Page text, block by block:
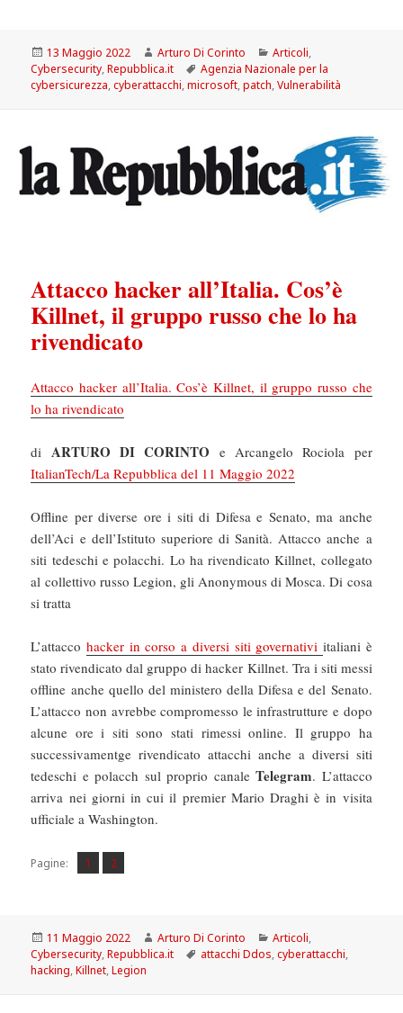
Scritto
il
13 Maggio 2022 Autore
Arturo Di Corinto Categorie
Articoli,
Cybersecurity,Repubblica.it Tag
Agenzia Nazionale per la
cybersicurezza,cyberattacchi,microsoft,patch,Vulnerabilità
Attacco hacker all’Italia. Cos’è
Killnet, il gruppo russo che lo ha
rivendicato
Attacco hacker all’Italia. Cos’è Killnet, il gruppo russo che
lo ha rivendicato
di ARTURO DI CORINTO e Arcangelo Rociola per
ItalianTech/La Repubblica del 11 Maggio 2022
Offline per diverse ore i siti di Difesa e Senato, ma anche
dell’Aci e dell’Istituto superiore di Sanità. Attacco anche a
siti tedeschi e polacchi. Lo ha rivendicato Killnet, collegato
al collettivo russo Legion, gli Anonymous di Mosca. Di cosa
si tratta
L’attaccohacker in corso a diversi siti governativi italiani è
stato rivendicato dal gruppo di hacker Killnet. Tra i siti messi
offline anche quello del ministero della Difesa e del Senato.
L’attacco non avrebbe compromesso le infrastrutture e dopo
alcune ore i siti sono stati rimessi online. Il gruppo ha
successivamentge rivendicato attacchi anche a diversi siti
tedeschi e polacch sul proprio canaleTelegram. L’attacco
arriva nei giorni in cui il premier Mario Draghi è in visita
ufficiale a Washington.
Pagine: Pagina
1 ,
Pagina
2
Scritto
il
11 Maggio 2022 Autore
Arturo Di Corinto Categorie
Articoli,
Cybersecurity,Repubblica.it Tag
attacchi Ddos,cyberattacchi,
hacking,Killnet,Legion